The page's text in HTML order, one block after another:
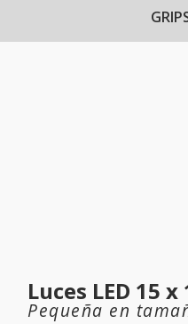
Luces LED 15 x
Pequeña en